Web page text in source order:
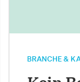
BRANCHE &